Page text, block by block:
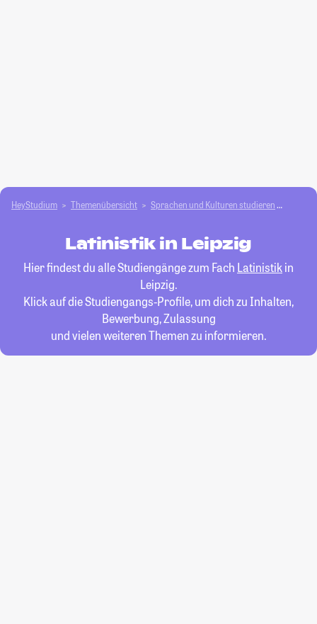
HeyStudium Themenübersicht Sprachen und Kulturen studieren
Latinistik in Leipzig
Hier findest du alle Studiengänge zum Fach Latinistikin
Leipzig.
Klick auf die Studiengangs-Profile, um dich zu Inhalten,
Bewerbung, Zulassung
und vielen weiteren Themen zu informieren.